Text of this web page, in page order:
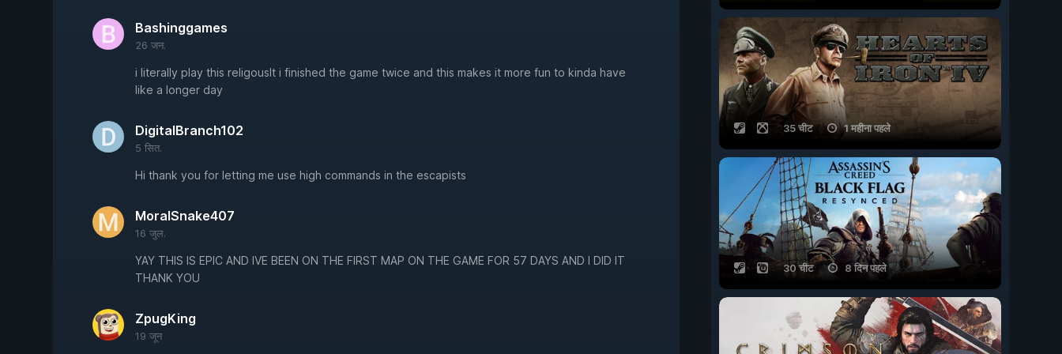
Bashinggames
26 जन.
i literally play this religouslt i finished the game twice and this makes it more fun to kinda have
like a longer day
DigitalBranch102
5 सित.
Hi thank you for letting me use high commands in the escapists
MoralSnake407
16 जुल.
YAY THIS IS EPIC AND IVE BEEN ON THE FIRST MAP ON THE GAME FOR 57 DAYS AND I DID IT
THANK YOU
ZpugKing
19 जून
35 चीट 1 महीना पहले
30 चीट 8 दिन पहले